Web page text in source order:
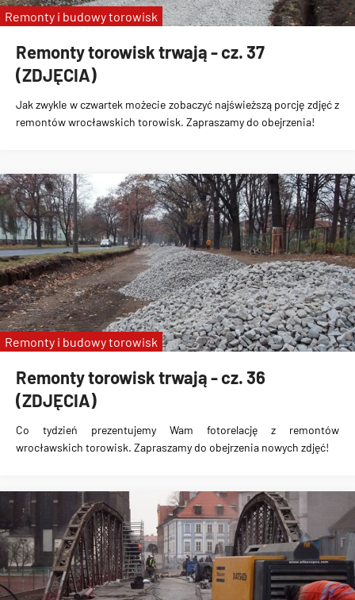
Remonty torowisk trwają - cz. 37
(ZDJĘCIA)
Jak zwykle w czwartek możecie zobaczyć najświeższą porcję zdjęć z
remontów wrocławskich torowisk. Zapraszamy do obejrzenia!
Remonty i budowy torowisk
Remonty torowisk trwają - cz. 36
(ZDJĘCIA)
Co tydzień prezentujemy Wam fotorelację z remontów
wrocławskich torowisk. Zapraszamy do obejrzenia nowych zdjęć!
Remonty i budowy torowisk